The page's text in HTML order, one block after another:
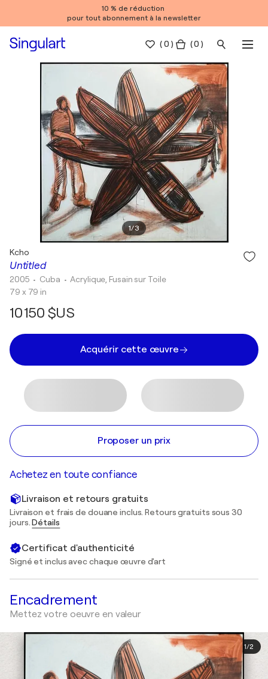
10 % de réduction
pour tout abonnement à la newsletter
(0 ) ( 0 )
1/3
Untitled
Kcho
2005 • Cuba •Acrylique, Fusain sur Toile
79 x 79 in
10 150 $US
Acquérir cette œuvre
Proposer un prix
Achetez en toute confiance
Livraison et retours gratuits
Livraison et frais de douane inclus. Retours gratuits sous 30
jours.Détails
Certificat d'authenticité
Signé et inclus avec chaque œuvre d'art
Encadrement
Mettez votre oeuvre en valeur
1/2